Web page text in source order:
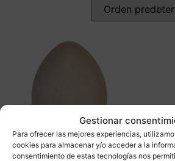
Gestionar
Para ofrecer las mejores experiencias,
cookies para almacenar y/o acceder a la
consentimiento de estas tecnologías nos